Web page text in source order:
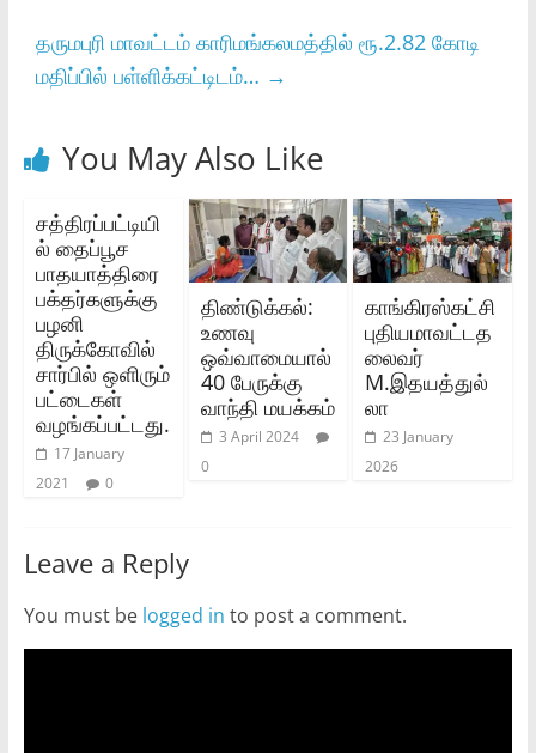
தருமபுரி மாவட்டம்‌ காரிமங்கலமத்தில்‌ ரூ.2.82 கோடி
மதிப்பில்‌ பள்ளிக்கட்டிடம்… →
You May Also Like
சத்திரப்பட்டியி
ல் தைப்பூச
பாதயாத்திரை
பக்தர்களுக்கு
பழனி
திருக்கோவில்
சார்பில் ஒளிரும்
பட்டைகள்
வழங்கப்பட்டது.
17 January
2021
0
திண்டுக்கல்:
உணவு
ஒவ்வாமையால்
40 பேருக்கு
வாந்தி மயக்கம்
3 April 2024
0
காங்கிரஸ்கட்சி
புதியமாவட்டத
லைவர்
M.இதயத்துல்
லா
23 January
2026
Leave a Reply
You must be logged in to post a comment.